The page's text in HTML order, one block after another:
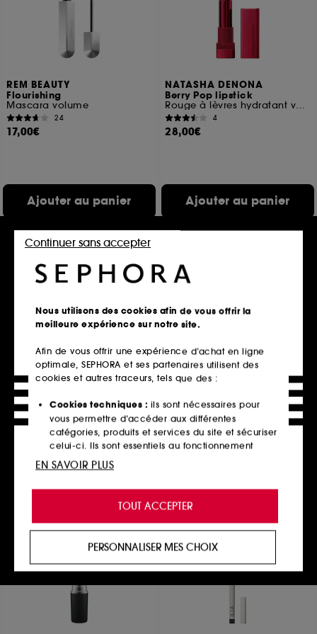
REM BEAUTY
Flourishing
Mascara volume
24
17,00€
Ajouter au panier
NATASHA DENONA
Berry Pop lipstick
Rouge à lèvres hydratant voluptueux et crémeux
4
28,00€
Ajouter au panier
BY TERRY
Hyaluronic Serum
Concealer
Anti-cerne
93
44,00€
2 teintes disponibles
PAT MCGRATH LABS
FetishEyes™
1055
43,00€
Nous utilisons des cookies afin de vous offrir la
meilleure expérience sur notre site.
Afin de vous offrir une expérience d’achat en ligne
optimale, SEPHORA et ses partenaires utilisent des
cookies et autres traceurs, tels que des :
Cookies techniques : ils sont nécessaires pour
vous permettre d’accéder aux différentes
catégories, produits et services du site et sécuriser
celui-ci. Ils sont essentiels au fonctionnement
technique du site et ne peuvent être désactivés.
de vous offrir une expérience enrichie et
personnalisée en vous recommandant des
produits, des services et des contenus qui
proposer des offres promotionnelles adaptées à
votre profil.
Cookies réseaux sociaux et publicité :
utilisés pour vous présenter du contenu susceptible
de vous plaire via des publicités, y compris sur des
TOUT ACCEPTER
Continuer sans accepter
PERSONNALISER MES CHOIX
EN SAVOIR PLUS